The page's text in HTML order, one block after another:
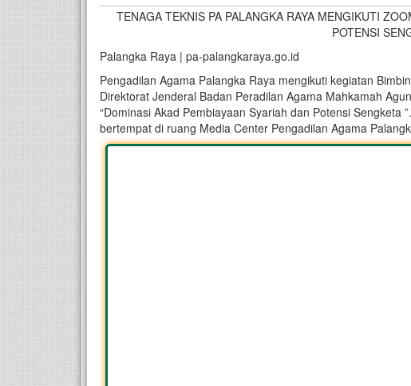
TENAGA TEKNIS PA PALANGKA RAYA MENGIKUTI
POTENSI
Palangka Raya | pa-palangkaraya.go.id
Pengadilan Agama Palangka Raya mengikuti kegiatan
Direktorat Jenderal Badan Peradilan Agama Mahkamah
“Dominasi Akad Pembiayaan Syariah dan Potensi
bertempat di ruang Media Center Pengadilan Agama